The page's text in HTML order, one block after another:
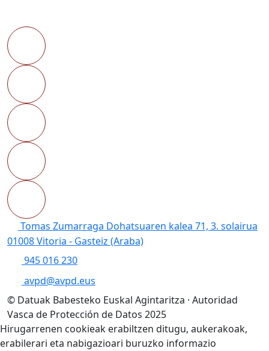
Tomas Zumarraga Dohatsuaren kalea 71, 3. solairua
01008 Vitoria - Gasteiz (Araba)
945 016 230
avpd@avpd.eus
© Datuak Babesteko Euskal Agintaritza · Autoridad
Vasca de Protección de Datos 2025
Hirugarrenen cookieak erabiltzen ditugu, aukerakoak,
erabilerari eta nabigazioari buruzko informazio